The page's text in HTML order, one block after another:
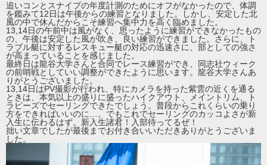
追いコンとスナイプの年度計測のためにオフがなかったので、体調
を鑑みて12日は午後からの練習となりました。しかし、安定した北
風の中で休んだからこそ練習へ集中力を高く臨めました。
13,14日の午前中は風がなく、思ったように練習ができなかったもの
の、午後は安定した風が吹き、良い練習ができました。さらに、ト
ラブル艇に対するレスキュー艇の対応の迅速さに、部としての強さ
が高まっていることを感じました。
最終日は龍谷大学さんと合同でレース練習ができ、同志社ウィーク
の前哨戦としていい調整ができたように思います。龍谷大学さんあ
りがとうございました。
13,14日はPV撮影が行われ、特にカメラを持った紫雲の近くを通る
ときは、本気以上の盛りに盛ったハイクアウト、メイントリム、ト
ラピーズでセーリングできたでしょう。普段からこれくらいの乗り
方をできればいいのに…。でもこれでセーリングのカッコよさが新
入生に伝わるはず。新入生諸君！入部待ってるぜ！
拙い文章でしたが最後までお付き合いいただきありがとうございま
した。